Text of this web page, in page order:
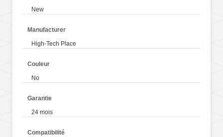
New
Manufacturer
High-Tech Place
Couleur
No
Garantie
24 mois
Compatibilité